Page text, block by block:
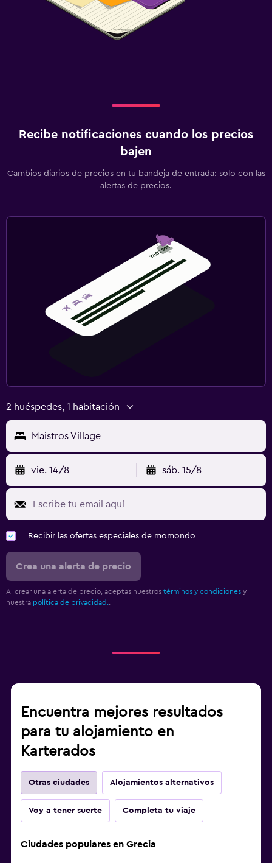
Recibe notificaciones cuando los precios
bajen
Cambios diarios de precios en tu bandeja de entrada: solo con las
alertas de precios.
2 huéspedes, 1 habitación
Maistros Village
vie. 14/8 sáb. 15/8
Recibir las ofertas especiales de momondo
Crea una alerta de precio
Al crear una alerta de precio, aceptas nuestros términos y condiciones y
nuestra política de privacidad.
Encuentra mejores resultados
para tu alojamiento en
Karterados
Otras ciudades Alojamientos alternativos
Voy a tener suerte Completa tu viaje
Ciudades populares en Grecia